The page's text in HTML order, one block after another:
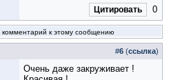
Цитировать 0
к этому сообщению
#6 (ссылка)
Очень даже закруживает !